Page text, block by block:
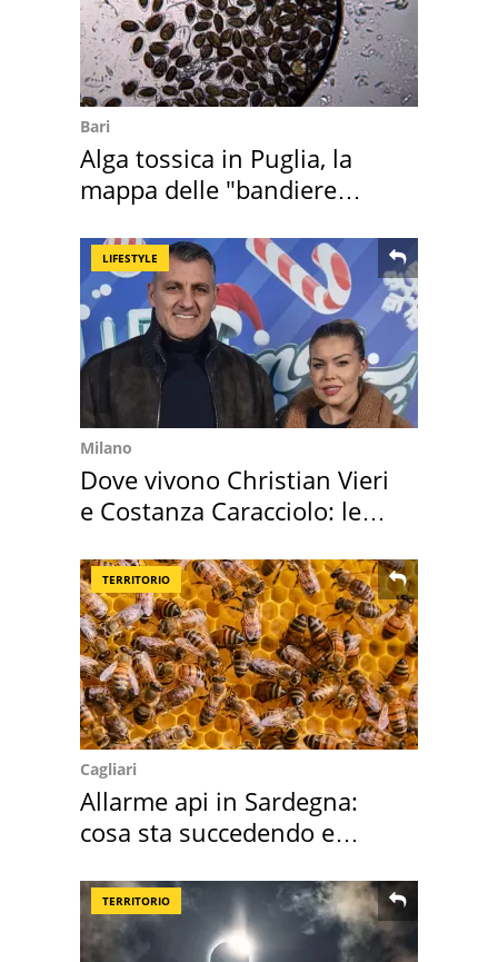
Bari
Alga tossica in Puglia, la
mappa delle "bandiere
LIFESTYLE
Milano
Dove vivono Christian Vieri
e Costanza Caracciolo: le
TERRITORIO
Cagliari
Allarme api in Sardegna:
cosa sta succedendo e
TERRITORIO